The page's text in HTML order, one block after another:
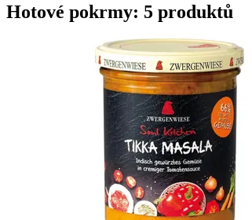
Hotové pokrmy: 5 produktů